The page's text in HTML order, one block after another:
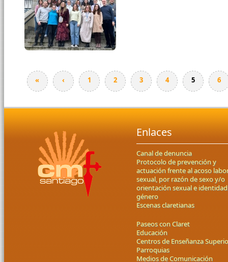
« ‹ 1 2 3 4 5 6
Enlaces
Canal de denuncia
Protocolo de prevención y
actuación frente al acoso
sexual, por razón de sexo y/o
orientación sexual e
género
Escenas claretianas
Paseos con Claret
Educación
Centros de Enseñanza
Parroquias
Medios de Comunicación